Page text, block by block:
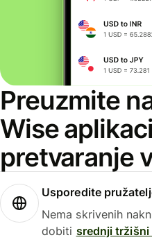
Preuzmite
Wise
pretvaranje
Usporedite
Nema skrivenih
dobiti srednji tržišni